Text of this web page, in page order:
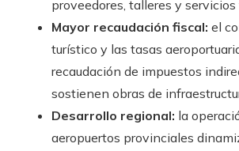
proveedores, talleres y
Mayor recaudación fiscal: el
turístico y las tasas
recaudación de impuestos
sostienen obras de
Desarrollo regional: la
aeropuertos provinciales